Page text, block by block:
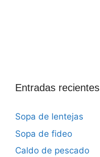
Entradas recientes
Sopa de lentejas
Sopa de fideo
Caldo de pescado